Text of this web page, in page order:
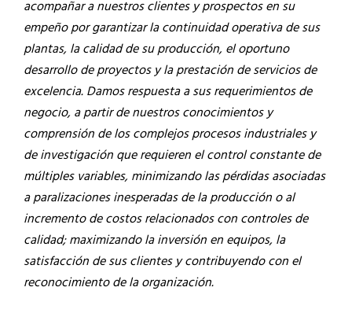
acompañar a nuestros clientes y prospectos en su
empeño por garantizar la continuidad operativa de sus
plantas, la calidad de su producción, el oportuno
desarrollo de proyectos y la prestación de servicios de
excelencia. Damos respuesta a sus requerimientos de
negocio, a partir de nuestros conocimientos y
comprensión de los complejos procesos industriales y
de investigación que requieren el control constante de
múltiples variables, minimizando las pérdidas asociadas
a paralizaciones inesperadas de la producción o al
incremento de costos relacionados con controles de
calidad; maximizando la inversión en equipos, la
satisfacción de sus clientes y contribuyendo con el
reconocimiento de la organización.